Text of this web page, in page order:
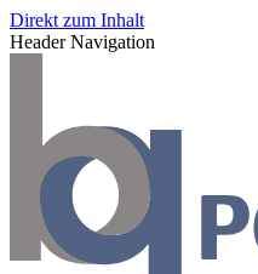
Direkt zum Inhalt
Header Navigation